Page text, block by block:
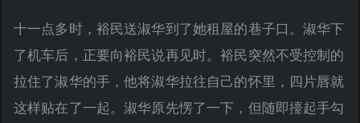
十一点多时，裕民送淑华到了她租屋的巷子口。淑华下
了机车后，正要向裕民说再见时。裕民突然不受控制的
拉住了淑华的手，他将淑华拉往自己的怀里，四片唇就
这样贴在了一起。淑华原先愣了一下，但随即擡起手勾